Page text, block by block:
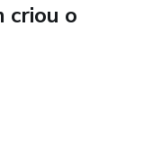
e consciente.
para quem cuida
criou o